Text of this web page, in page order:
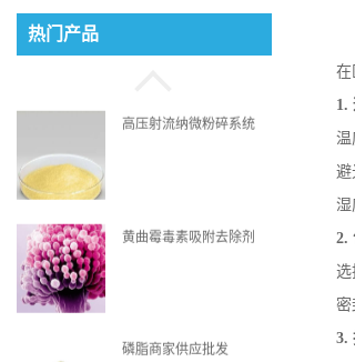
热门产品
磷脂酰丝氨酸
高压射流纳微粉碎系统
黄曲霉毒素吸附去除剂
磷脂商家供应批发
在
1.
温
避
湿
2.
选
3.